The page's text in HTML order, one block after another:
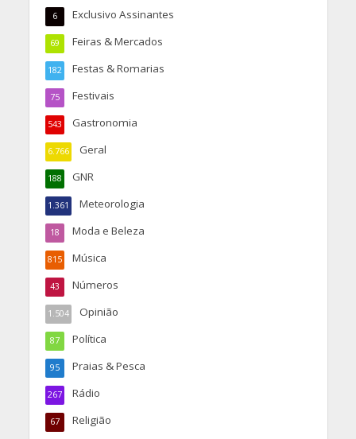
Exclusivo Assinantes
6
Feiras & Mercados
69
Festas & Romarias
182
Festivais
75
Gastronomia
543
Geral
6.766
GNR
188
Meteorologia
1.361
Moda e Beleza
18
Música
815
Números
43
Opinião
1.504
Política
87
Praias & Pesca
95
Rádio
267
Religião
67